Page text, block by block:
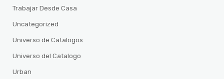
Trabajar Desde Casa
Uncategorized
Universo de Catalogos
Universo del Catalogo
Urban